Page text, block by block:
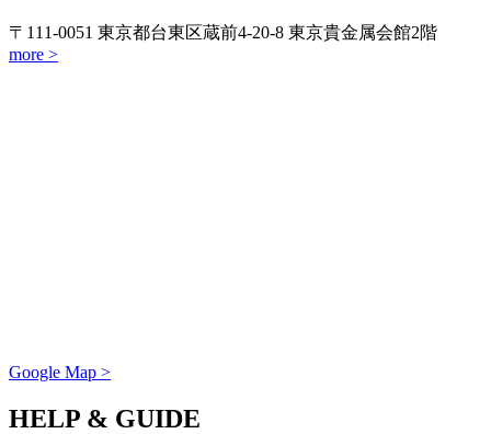
〒111-0051 東京都台東区蔵前4-20-8 東京貴金属会館2階
more >
Google Map >
HELP & GUIDE